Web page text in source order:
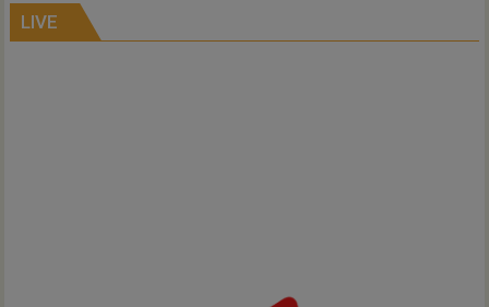
Hardenberg
LIVE